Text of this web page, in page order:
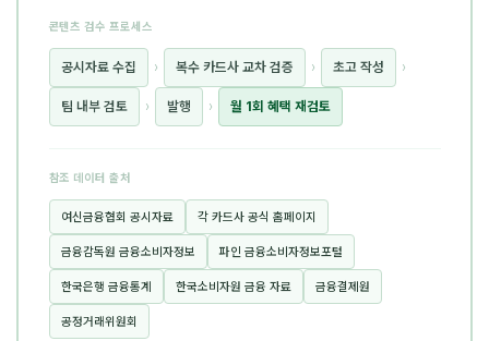
콘텐츠 검수 프로세스
공시자료 수집 › 복수 카드사 교차 검증 › 초고 작성 ›
팀 내부 검토 › 발행 › 월 1회 혜택 재검토
참조 데이터 출처
여신금융협회 공시자료 각 카드사 공식 홈페이지
금융감독원 금융소비자정보 파인 금융소비자정보포털
한국은행 금융통계 한국소비자원 금융 자료 금융결제원
공정거래위원회